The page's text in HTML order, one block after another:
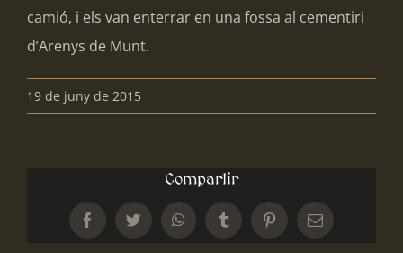
camió, i els van enterrar en una fossa al cementiri
d’Arenys de Munt.
19 de juny de 2015
Compartir
FacebookTwitterWhatsAppTumblrPinterestEmail: